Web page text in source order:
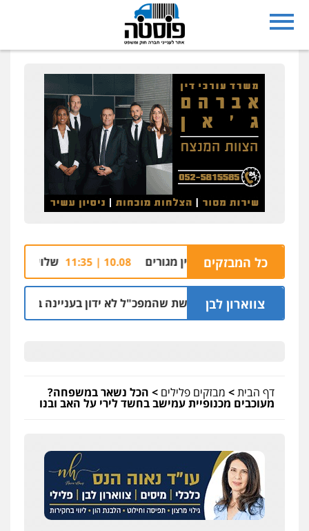
כל המבזקים
של בניין מגורים 10.08 | 11:35 שלושה נאשמים
צווארון לבן
ניצב שושן דורשת שהמפכ"ל לא ידון בעניינה בגלל קרבתו
דף הבית> מבזקים פלילים > הכל נשאר במשפחה?
מעוכבים מכנופיית עמישב בחשד לירי על האב ובנו
שחר לדובסקי, עו"ד
פלילי מעצרים וחקירות עבירות המתה עורכי
דין לענייני אסירים